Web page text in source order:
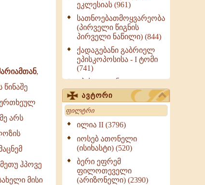
,
არს
ჰპოვე
მისი
ეკლესიას (961)
სათნოებათმოყვარეობა
(პირველი წიგნის
პირველი ნაწილი) (844)
ქადაგებანი გაბრიელ
ეპისკოპოსისა - I ტომი
(741)
ეპისტოლენი,
ქადაგებანი, სიტყვანი
(ნაწილი III) (723)
მოძღვრის ძალზე
სასარგებლო რჩევები
მრევლისათვის (545)
Wisdomge (514)
ქადაგებანი გაბრიელ
ეპისკოპოსისა - II ტომი
(370)
ავტორი
Search
ილია II (3796)
იოსებ ათონელი
(ისიხასტი) (520)
ბერი ეფრემ
ფილოთეველი
(არიზონელი) (2390)